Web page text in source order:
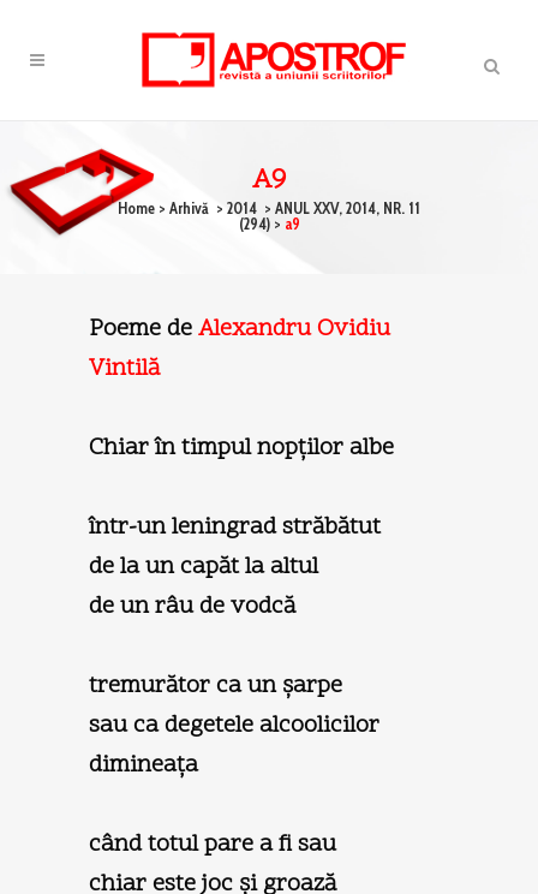
A9
Home > Arhivă > 2014 > ANUL XXV, 2014, NR. 11
(294)> a9
Poeme deAlexandru Ovidiu
Vintilă
Chiar în timpul nopţilor albe
într-un leningrad străbătut
de la un capăt la altul
de un râu de vodcă
tremurător ca un şarpe
sau ca degetele alcoolicilor
dimineaţa
când totul pare a fi sau
chiar este joc şi groază